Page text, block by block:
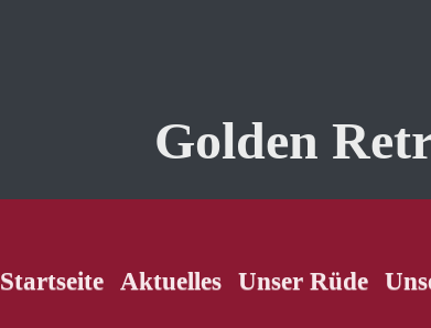
Golden
Startseite Aktuelles Unser Rüde